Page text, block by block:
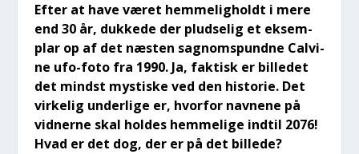
Efter at have været hem­me­lig­holdt i mere
end 30 år, duk­ke­de der plud­se­lig et eksem­
plar op af det næsten sag­noms­pund­ne Cal­vi­
ne ufo-foto fra 1990. Ja, fak­tisk er bil­le­det
det mindst mysti­ske ved den histo­rie. Det
vir­ke­lig under­li­ge er, hvor­for nav­ne­ne på
vid­ner­ne skal hol­des hem­me­li­ge ind­til 2076!
Hvad er det dog, der er på det bil­le­de?